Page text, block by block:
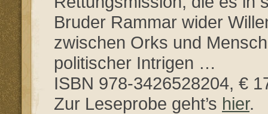
Bruder Rammar wider
zwischen Orks und
politischer Intrigen …
ISBN 978-3426528204, €
Zur Leseprobe geht’s hier.